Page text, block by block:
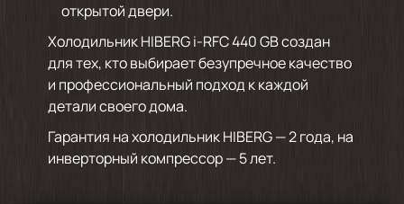
открытой двери.
Холодильник HIBERG i-RFC 440 GB создан
для тех, кто выбирает безупречное качество
и профессиональный подход к каждой
детали своего дома.
Гарантия на холодильник HIBERG — 2 года, на
инверторный компрессор — 5 лет.